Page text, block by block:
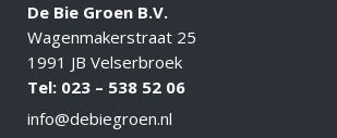
De Bie Groen B.V.
Wagenmakerstraat 25
1991 JB Velserbroek
Tel: 023 – 538 52 06
info@debiegroen.nl